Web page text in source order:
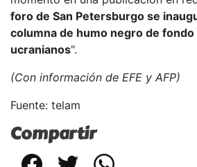
foro de San Petersburgo se
columna de humo negro de
ucranianos".
(Con información de EFE y AFP)
Fuente: telam
Compartir